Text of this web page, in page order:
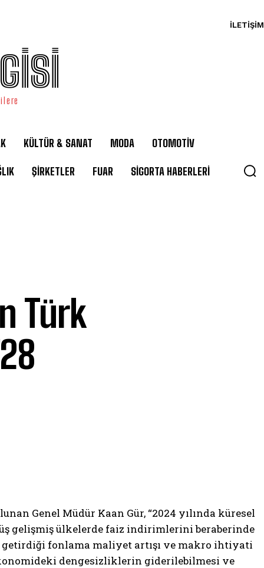
İLETIŞIM
KÜLTÜR & SANAT MODA OTOMOTİV
ŞİRKETLER FUAR SİGORTA HABERLERİ
Türk
Genel Müdür Kaan Gür, “2024 yılında küresel
gelişmiş ülkelerde faiz indirimlerini beraberinde
getirdiği fonlama maliyet artışı ve makro ihtiyati
dengesizliklerin giderilebilmesi ve